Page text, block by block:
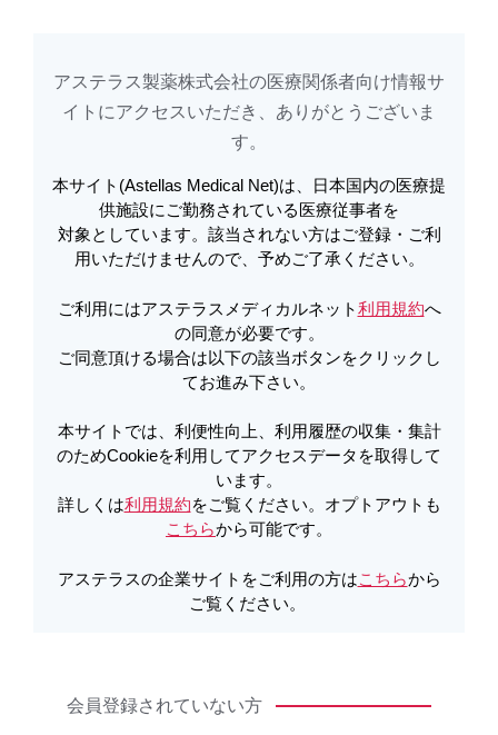
アステラスメディカルネットでは、利便性向上、利用履歴の収集・集計のた
Cookieを利用してアクセスデータを取得しています。詳しくは 利用規約
メールで共有
アイザベイによる治療をはじめられる患者さんとそのご家
アステラス製薬株式会社の医療関係者向け情報サ
イトに​アクセスいただき、ありがとうございま
す。​
本サイト(Astellas Medical Net)は、日本国内の医療提
供施設にご勤務されている医療従事者を
対象としています。該当されない方はご登録・ご利
用いただけませんので、予めご了承ください。
ご利用にはアステラスメディカルネット利用規約へ
の同意が必要です。
ご同意頂ける場合は以下の該当ボタンをクリックし
てお進み下さい。
本サイトでは、利便性向上、利用履歴の収集・集計
のためCookieを利用してアクセスデータを取得して
います。
詳しくは利用規約をご覧ください。オプトアウトも
こちらから可能です。
アステラスの企業サイトをご利用の方はこちらから
ご覧ください。
会員登録されていない方